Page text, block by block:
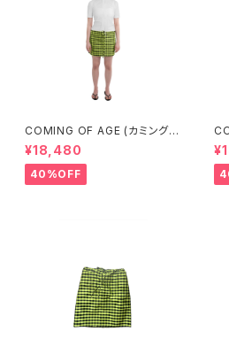
COMING OF AGE (カミングオ
ブエイジ) DRAWSTRING MIN
I SKIRT (GINGHAM LIME/BL
ACK）
¥18,480
40%OFF
ブ
I